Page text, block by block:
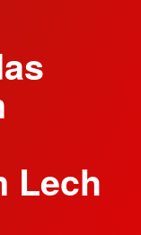
Lech